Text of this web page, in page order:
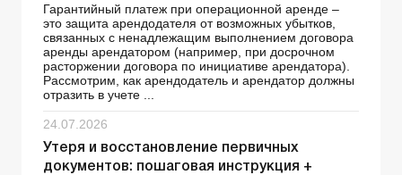
Гарантийный платеж при операционной аренде –
это защита арендодателя от возможных убытков,
связанных с ненадлежащим выполнением договора
аренды арендатором (например, при досрочном
расторжении договора по инициативе арендатора).
Рассмотрим, как арендодатель и арендатор должны
отразить в учете ...
24.07.2026
Утеря и восстановление первичных
документов: пошаговая инструкция +